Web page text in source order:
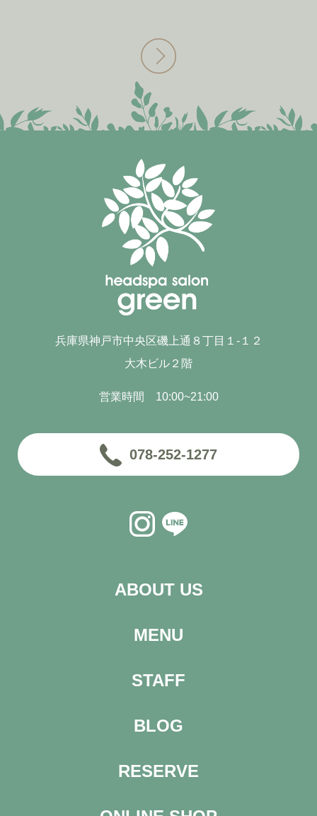
兵庫県神戸市中央区磯上通８丁目１-１２
大木ビル２階
営業時間 10:00~21:00
078-252-1277
ABOUT US
MENU
STAFF
BLOG
RESERVE